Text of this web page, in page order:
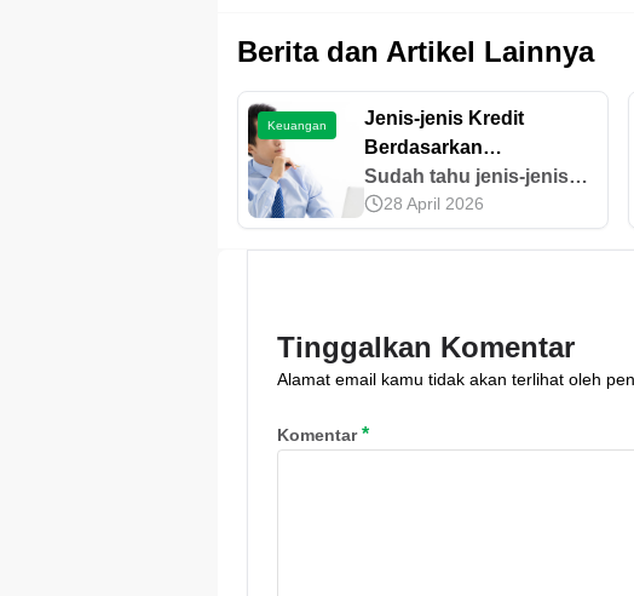
Berita dan Artikel Lainnya
Keuangan
Jenis-jenis Kredit
Berdasarkan
Pengelompokannya
Sudah tahu jenis-jenis
kredit berdasarkan
pengelompokannya,
28 April 2026
Tinggalkan Komentar
Alamat email kamu tidak akan terlihat oleh
Komentar*